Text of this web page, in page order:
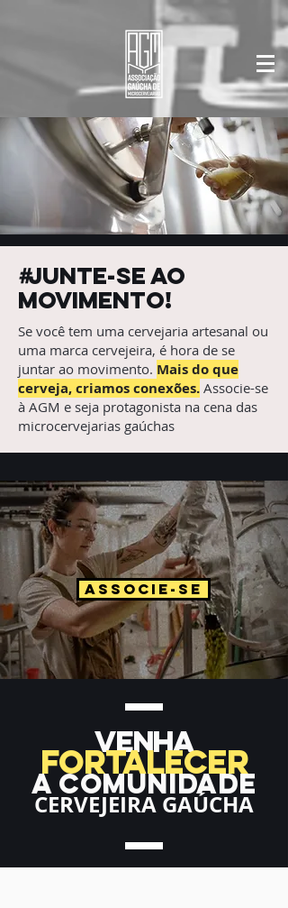
#Junte-se ao
movimento!
Se você tem uma cervejaria artesanal ou
uma marca cervejeira, é hora de se
juntar ao movimento. Mais do que
cerveja, criamos conexões. Associe-se
à AGM e seja protagonista na cena das
microcervejarias gaúchas
ASSOCIE-SE
venha
FORTALECER
A COMUNIDADE
CERVEJEIRA GAÚCHA